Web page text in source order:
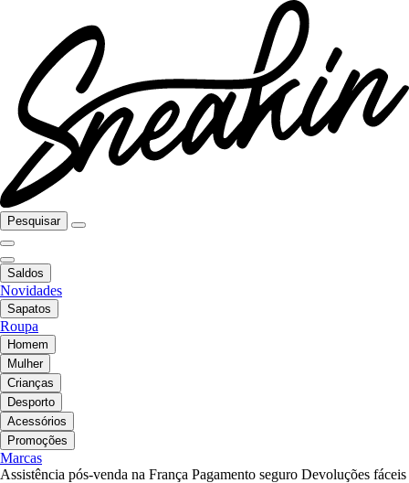
Pesquisar
Saldos
Novidades
Sapatos
Roupa
Homem
Mulher
Crianças
Desporto
Acessórios
Promoções
Marcas
Assistência pós-venda na França Pagamento seguro Devoluções fáceis